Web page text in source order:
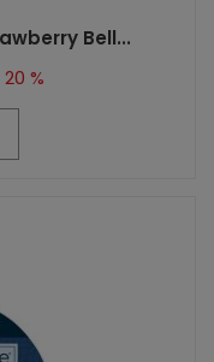
Bell...
%